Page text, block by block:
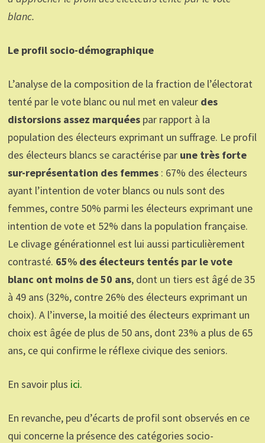
blanc.
Le profil socio-démographique
L’analyse de la composition de la fraction de l’électorat
tenté par le vote blanc ou nul met en valeur des
distorsions assez marquées par rapport à la
population des électeurs exprimant un suffrage. Le profil
des électeurs blancs se caractérise par une très forte
sur-représentation des femmes : 67% des électeurs
ayant l’intention de voter blancs ou nuls sont des
femmes, contre 50% parmi les électeurs exprimant une
intention de vote et 52% dans la population française.
Le clivage générationnel est lui aussi particulièrement
contrasté. 65% des électeurs tentés par le vote
blanc ont moins de 50 ans, dont un tiers est âgé de 35
à 49 ans (32%, contre 26% des électeurs exprimant un
choix). A l’inverse, la moitié des électeurs exprimant un
choix est âgée de plus de 50 ans, dont 23% a plus de 65
ans, ce qui confirme le réflexe civique des seniors.
En savoir plus ici.
En revanche, peu d’écarts de profil sont observés en ce
qui concerne la présence des catégories socio-